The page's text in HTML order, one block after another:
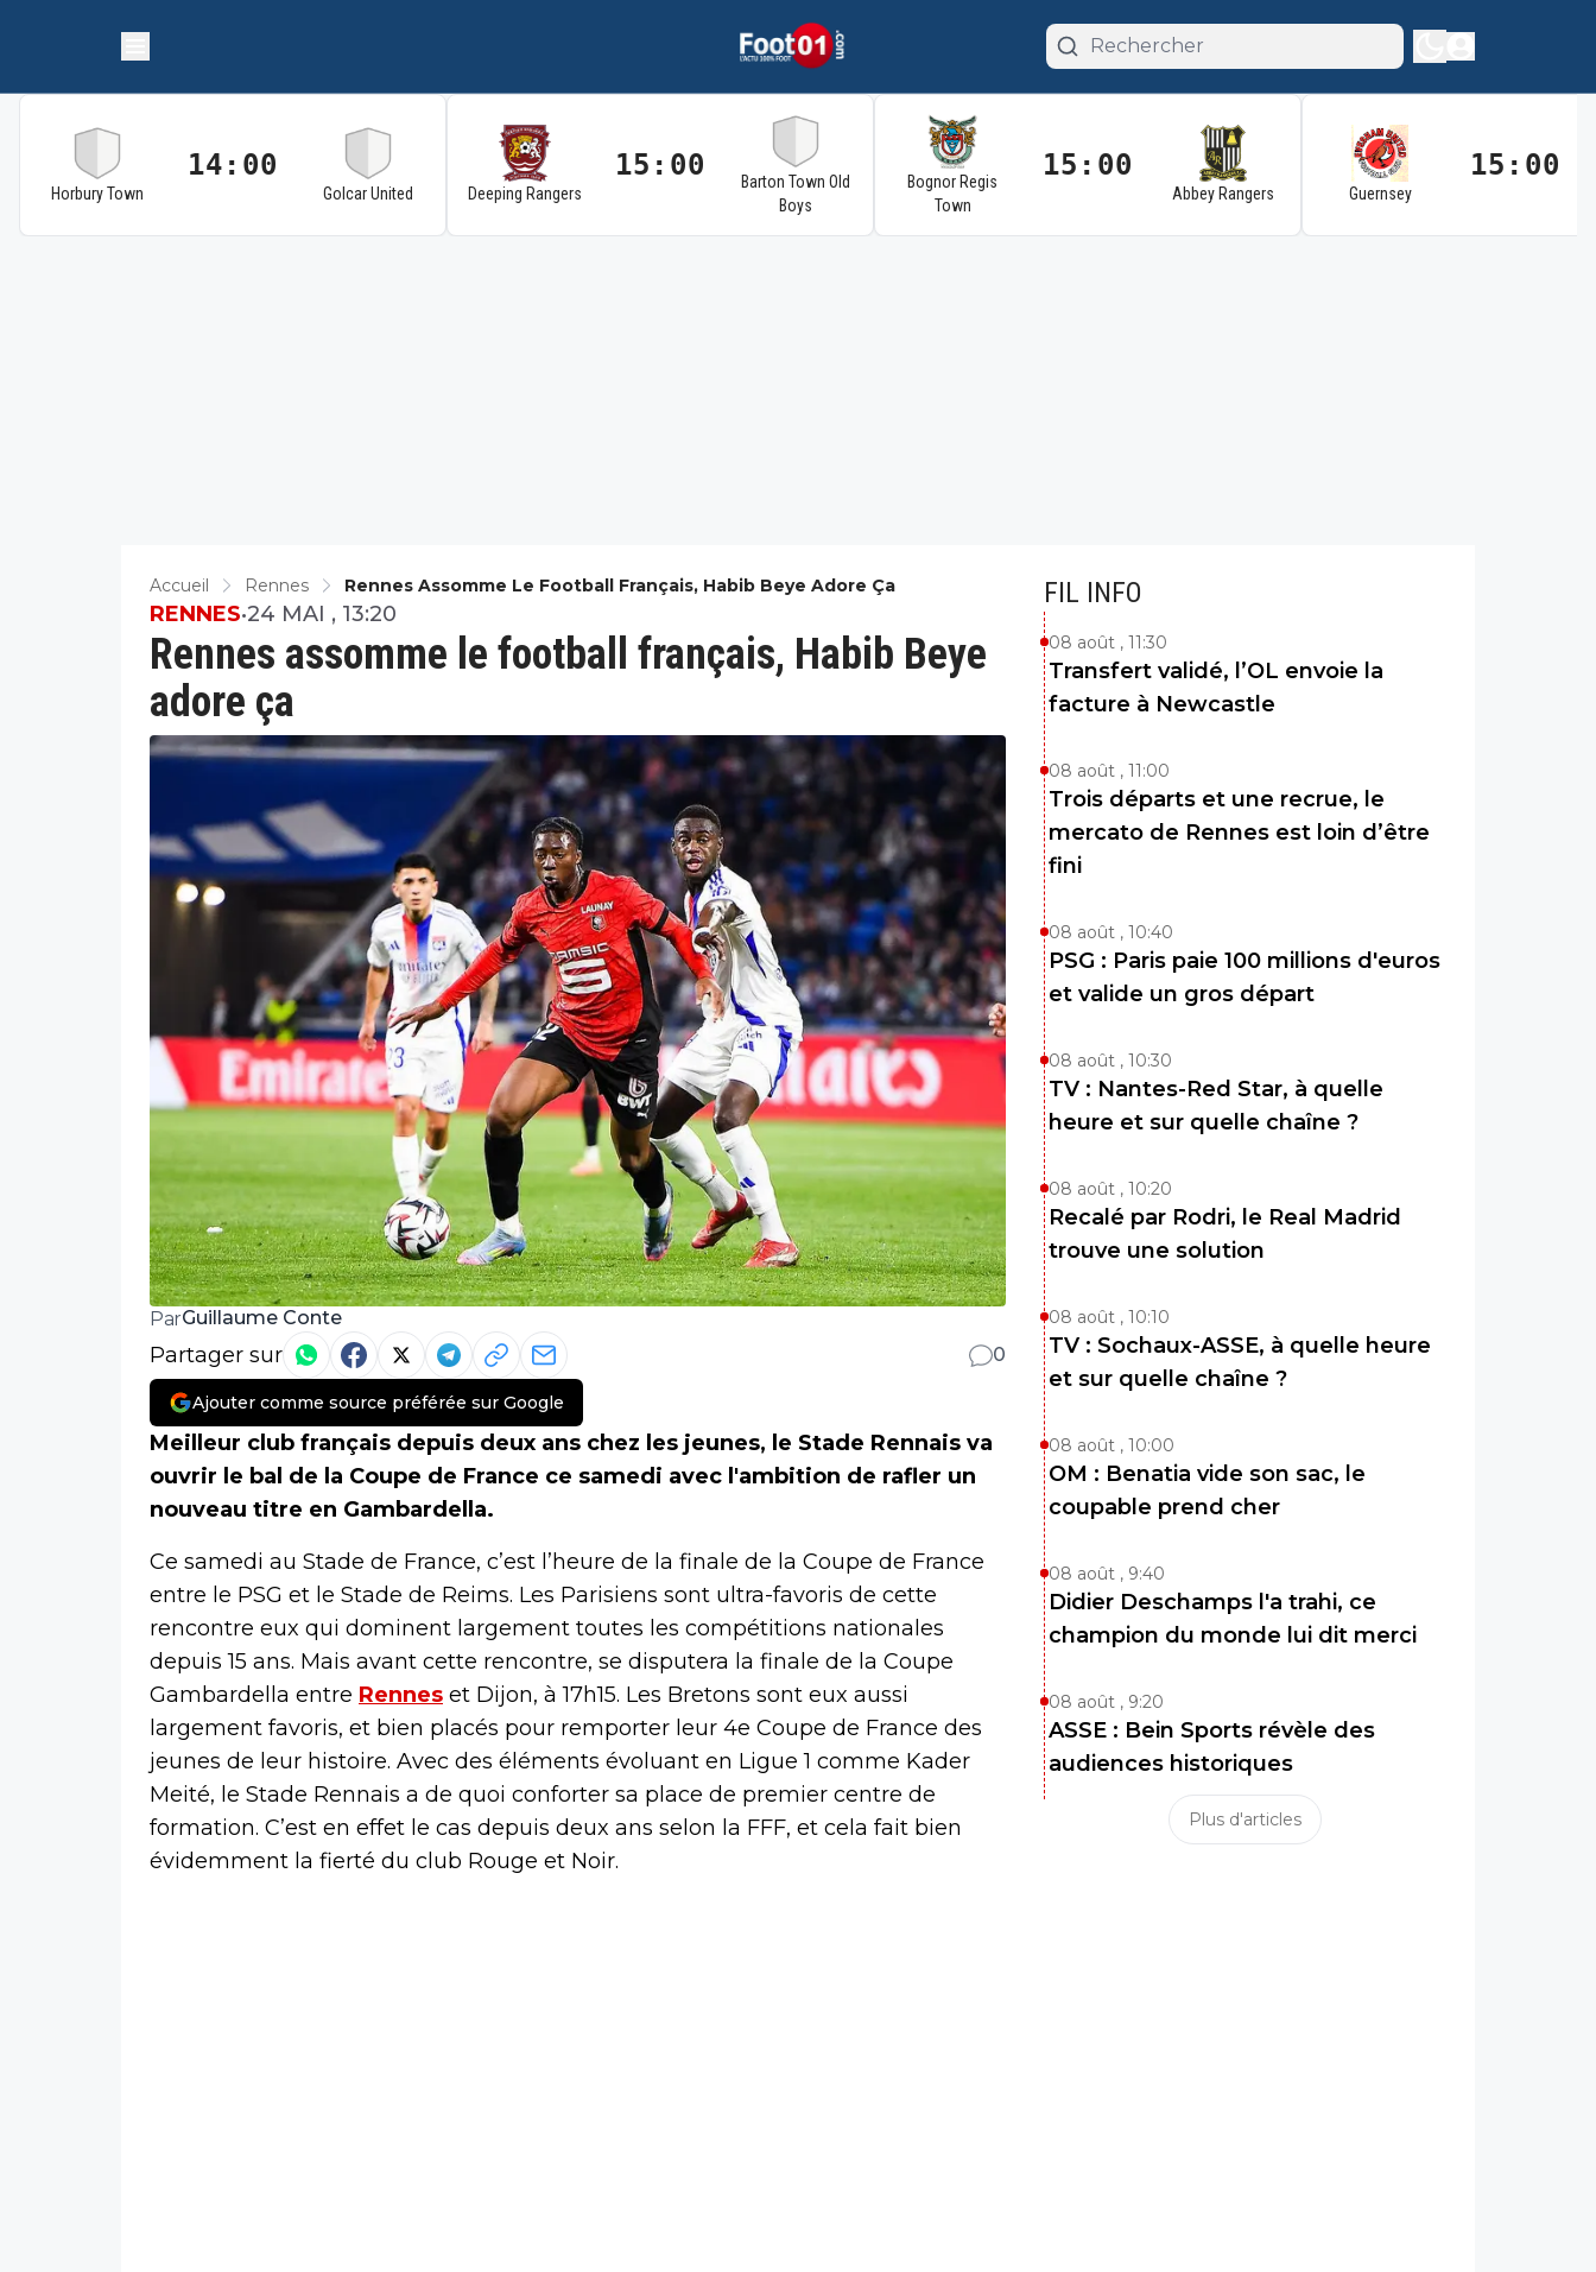
Horbury Town
14:00
Golcar United Deeping Rangers
15:00
Barton Town Old
Boys
Bognor Regis
Town
15:00
Abbey Rangers Guernsey
15:00
Accueil Rennes Rennes Assomme Le Football Français, Habib Beye Adore Ça
Rennes assomme le football français, Habib Beye
adore ça
RENNES•24 MAI , 13:20
ParGuillaume Conte
Partager sur 0
Ajouter comme source préférée sur Google
Meilleur club français depuis deux ans chez les jeunes, le Stade Rennais va
ouvrir le bal de la Coupe de France ce samedi avec l'ambition de rafler un
nouveau titre en Gambardella.
Ce samedi au Stade de France, c’est l’heure de la finale de la Coupe de France
entre le PSG et le Stade de Reims. Les Parisiens sont ultra-favoris de cette
rencontre eux qui dominent largement toutes les compétitions nationales
depuis 15 ans. Mais avant cette rencontre, se disputera la finale de la Coupe
Gambardella entre Rennes et Dijon, à 17h15. Les Bretons sont eux aussi
largement favoris, et bien placés pour remporter leur 4e Coupe de France des
jeunes de leur histoire. Avec des éléments évoluant en Ligue 1 comme Kader
Meité, le Stade Rennais a de quoi conforter sa place de premier centre de
formation. C’est en effet le cas depuis deux ans selon la FFF, et cela fait bien
évidemment la fierté du club Rouge et Noir.
FIL INFO
08 août , 11:30
Transfert validé, l’OL envoie la
facture à Newcastle
08 août , 11:00
Trois départs et une recrue, le
mercato de Rennes est loin d’être
fini
08 août , 10:40
PSG : Paris paie 100 millions d'euros
et valide un gros départ
08 août , 10:30
TV : Nantes-Red Star, à quelle
heure et sur quelle chaîne ?
08 août , 10:20
Recalé par Rodri, le Real Madrid
trouve une solution
08 août , 10:10
TV : Sochaux-ASSE, à quelle heure
et sur quelle chaîne ?
08 août , 10:00
OM : Benatia vide son sac, le
coupable prend cher
08 août , 9:40
Didier Deschamps l'a trahi, ce
champion du monde lui dit merci
08 août , 9:20
ASSE : Bein Sports révèle des
audiences historiques
Plus d'articles